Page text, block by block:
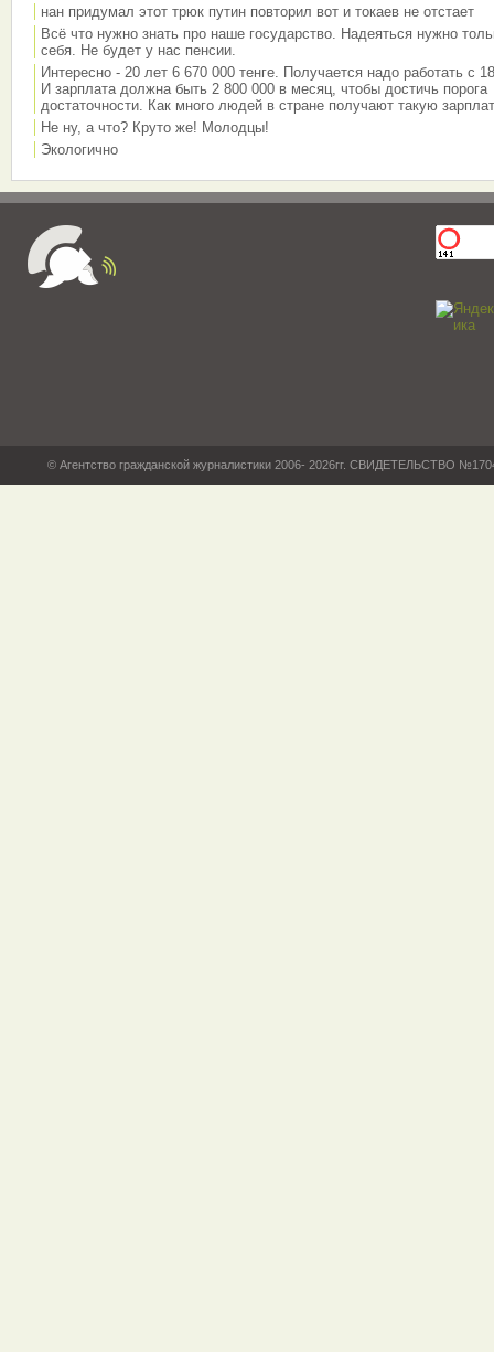
нан придумал этот трюк путин повторил вот и токаев не отстает
Всё что нужно знать про наше государство. Надеяться нужно
себя. Не будет у нас пенсии.
Интересно - 20 лет 6 670 000 тенге. Получается надо работать с
И зарплата должна быть 2 800 000 в месяц, чтобы достичь порога
достаточности. Как много людей в стране получают такую
Не ну, а что? Круто же! Молодцы!
Экологично
© Агентство гражданской журналистики 2006- 2026гг. СВИДЕТЕЛЬСТВО